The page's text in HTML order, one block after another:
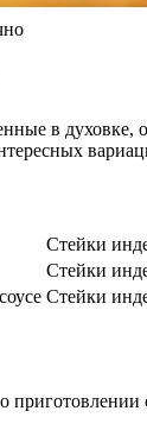
в духовке,
Стейки
Стейки
Стейки
приготовлении